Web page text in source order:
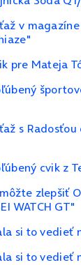
v
pre Mateja
s
cvik z
zlepšiť
WATCH GT"
si to vedieť
si to vedieť